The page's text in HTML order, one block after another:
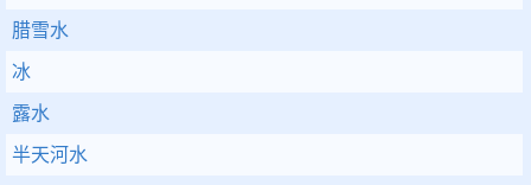
腊雪水
冰
露水
半天河水